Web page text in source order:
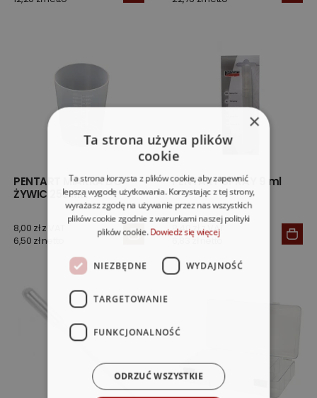
PENTART MIARKA DO
ŻYWIC 250 ML.
8,00 zł z VAT
6,50 zł netto
PENTART SPRAY 9 ml
8,40 zł z VAT
6,83 zł netto
×
Ta strona używa plików
cookie
Ta strona korzysta z plików cookie, aby zapewnić
lepszą wygodę użytkowania. Korzystając z tej strony,
wyrażasz zgodę na używanie przez nas wszystkich
plików cookie zgodnie z warunkami naszej polityki
plików cookie.Dowiedz się więcej
NIEZBĘDNE WYDAJNOŚĆ
TARGETOWANIE
FUNKCJONALNOŚĆ
ODRZUĆ WSZYSTKIE